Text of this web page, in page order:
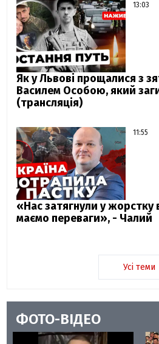
13:03
Як у Львові прощалися з
Василем Особою, який
(трансляція)
11:55
«Нас затягнули у жорстку
маємо переваги», - Чалий
Усі теми
ФОТО-ВІДЕО